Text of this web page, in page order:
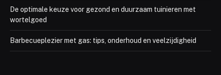
De optimale keuze voor gezond en duurzaam tuinieren met
wortelgoed
Barbecueplezier met gas: tips, onderhoud en veelzijdigheid